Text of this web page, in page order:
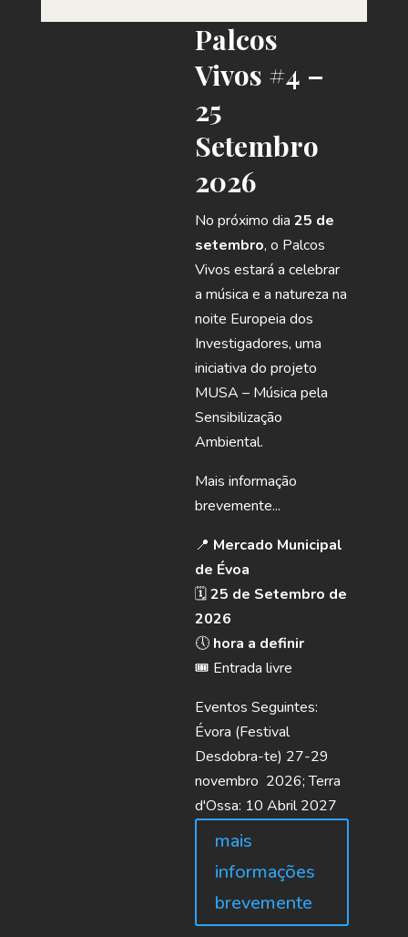
Palcos
Vivos #4 –
25
Setembro
2026
No próximo dia25 de
setembro, o Palcos
Vivos estará a celebrar
a música e a natureza na
noite Europeia dos
Investigadores, uma
iniciativa do projeto
MUSA – Música pela
Sensibilização
Ambiental.
Mais informação
brevemente...
📍 Mercado Municipal
de Évoa
🗓️25 de Setembro de
2026
🕔 hora a definir
🎟️ Entrada livre
Eventos Seguintes:
Évora (Festival
Desdobra-te) 27-29
novembro 2026; Terra
d'Ossa: 10 Abril 2027
mais
informações
brevemente